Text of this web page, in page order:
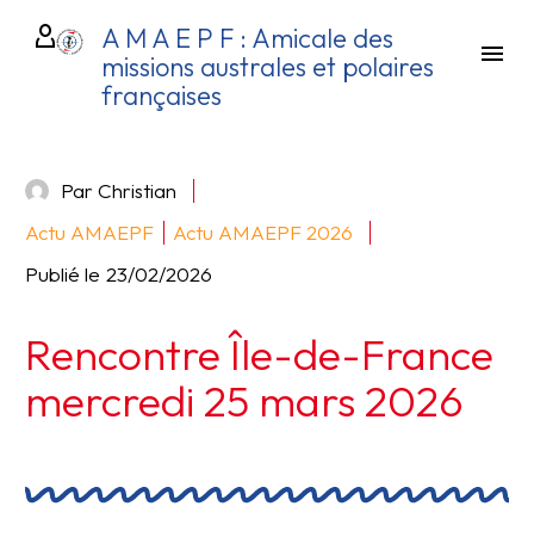
A M A E P F : Amicale des
missions australes et polaires
françaises
Par Christian
Actu AMAEPF
Actu AMAEPF 2026
Publié le 23/02/2026
Rencontre Île-de-France
mercredi 25 mars 2026